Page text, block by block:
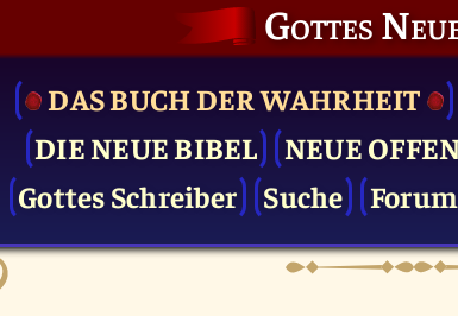
Gottes
DAS BUCH DER WAHRHEIT
DIE NEUE BIBEL
NEUE
Gottes Schreiber
Suche Forum